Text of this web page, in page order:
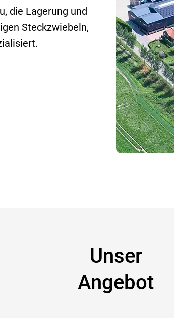
die Lagerung und
Steckzwiebeln,
Unser
Angebot